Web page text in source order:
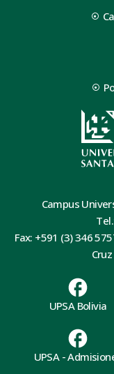
Campus
Fax: +591 (3) 346
UPSA Bolivia
UPSA -